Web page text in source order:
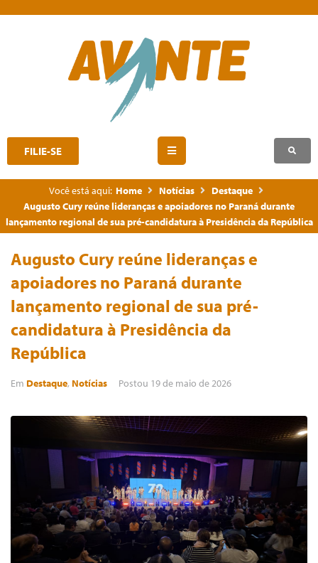
FILIE-SE
Você está aqui: Home Notícias
Destaque
Augusto Cury reúne lideranças e apoiadores no Paraná durante
lançamento regional de sua pré-candidatura à Presidência da República
Augusto Cury reúne lideranças e
apoiadores no Paraná durante
lançamento regional de sua pré-
candidatura à Presidência da
República
Em Destaque, Notícias Postou 19 de maio de 2026